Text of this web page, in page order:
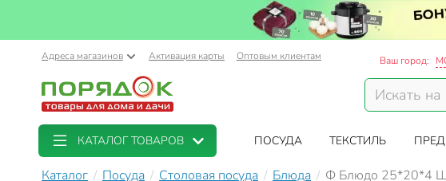
Адреса магазинов Активация карты Оптовым клиентам Ваш город:
КАТАЛОГ ТОВАРОВ ПОСУДА ТЕКСТИЛЬ
Каталог Посуда Столовая посуда Блюда Ф Блюдо 25*20*4